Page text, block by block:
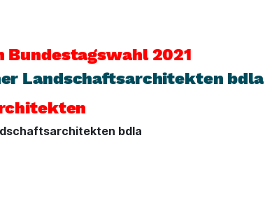
Bundestagswahl 2021
Landschaftsarchitekten bdla
bdla